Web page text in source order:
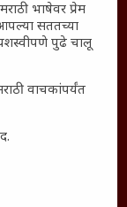
शक्ती
परिणाम:
महत्त्व
सोशल
[FFME]
भाषेवर प्रेम
सततच्या
पुढे चालू
वाचकांपर्यंत